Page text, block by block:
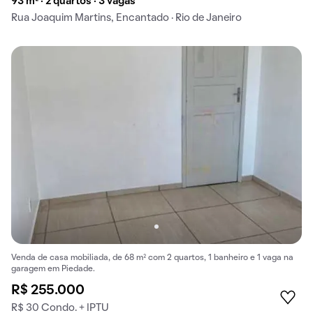
Rua Joaquim Martins, Encantado · Rio de Janeiro
Venda de casa mobiliada, de 68 m² com 2 quartos, 1 banheiro e 1 vaga na
garagem em Piedade.
R$ 255.000
R$ 30 Condo. + IPTU